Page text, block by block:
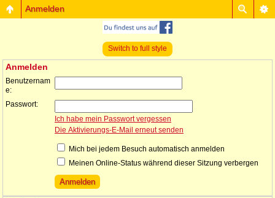
Anmelden
Switch to full style
Anmelden
Benutzernam
e:
Passwort:
Ich habe mein Passwort vergessen
Die Aktivierungs-E-Mail erneut senden
Mich bei jedem Besuch automatisch anmelden
Meinen Online-Status während dieser Sitzung verbergen